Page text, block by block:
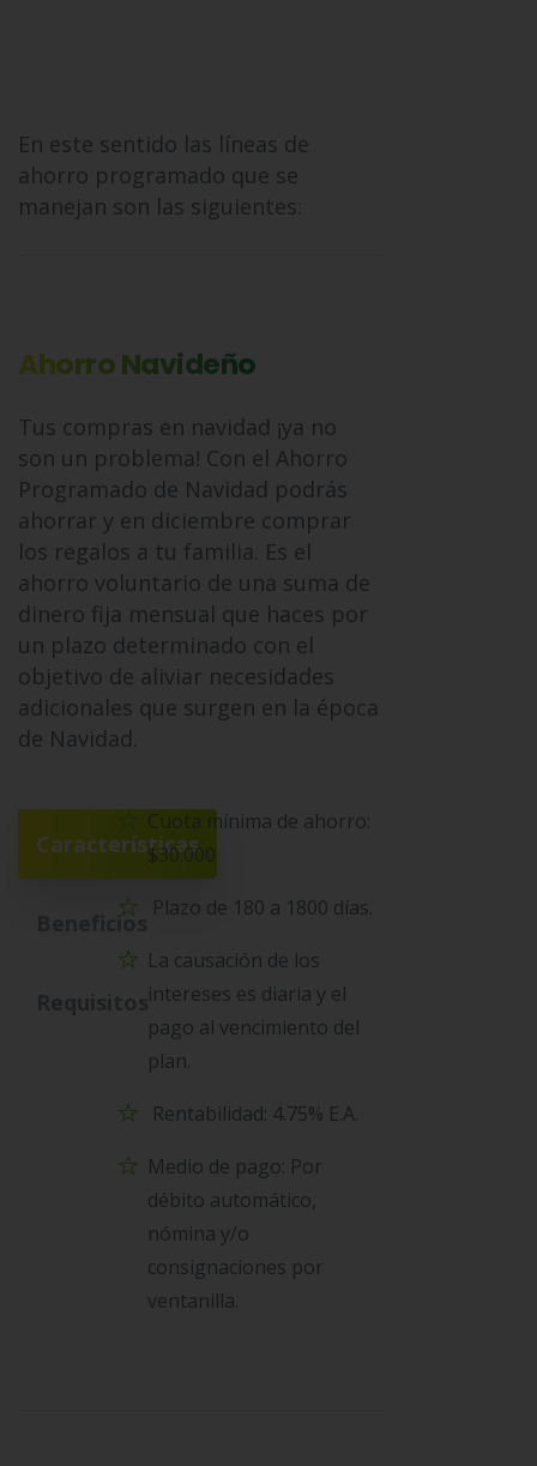
En este sentido las líneas de
ahorro programado que se
manejan son las siguientes:
Ahorro Navideño
Tus compras en navidad ¡ya no
son un problema! Con el Ahorro
Programado de Navidad podrás
ahorrar y en diciembre comprar
los regalos a tu familia. Es el
ahorro voluntario de una suma de
dinero fija mensual que haces por
un plazo determinado con el
objetivo de aliviar necesidades
adicionales que surgen en la época
de Navidad.
Características
Beneficios
Cuota mínima de ahorro:
$30.000
Plazo de 180 a 1800 días.
La causación de los
intereses es diaria y el
pago al vencimiento del
plan.
Rentabilidad: 4.75% E.A.
Medio de pago: Por
débito automático,
nómina y/o
consignaciones por
ventanilla.